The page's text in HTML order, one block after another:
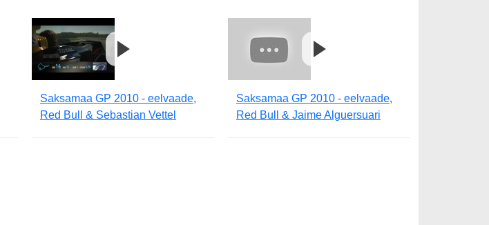
Saksamaa GP 2010 - eelvaade,
Red Bull & Sebastian Vettel
Saksamaa GP 2010 - eelvaade,
Red Bull & Jaime Alguersuari